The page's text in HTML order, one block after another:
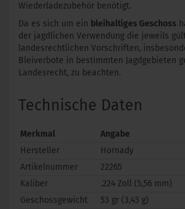
Wiederladezubehör benötigt.
Da es sich um ein bleihaltiges Geschoss
der jagdlichen Verwendung die jeweils
landesrechtlichen Vorschriften,
Bleiverbote in bestimmten Jagdgebieten
Landesrecht, zu beachten.
Technische Daten
Merkmal
Angabe
Hersteller
Hornady
Artikelnummer
22265
Kaliber
.224 Zoll (5,56 mm)
Geschossgewicht
53 gr (3,43 g)